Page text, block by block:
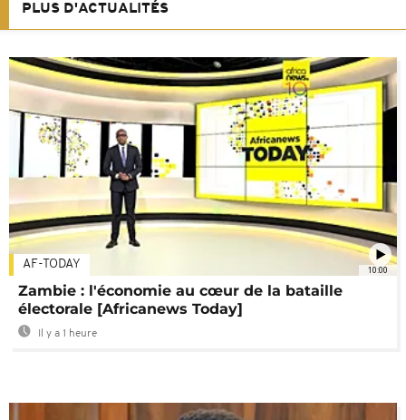
PLUS D'ACTUALITÉS
10:00
AF-TODAY
Zambie : l'économie au cœur de la bataille
électorale [Africanews Today]
Il y a 1 heure